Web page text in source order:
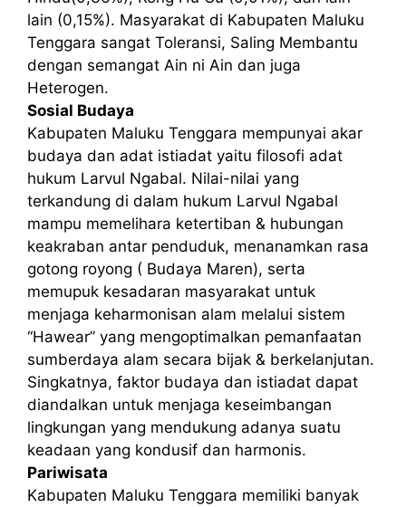
lain (0,15%). Masyarakat di Kabupaten Maluku
Tenggara sangat Toleransi, Saling Membantu
dengan semangat Ain ni Ain dan juga
Heterogen.
Sosial Budaya
Kabupaten Maluku Tenggara mempunyai akar
budaya dan adat istiadat yaitu filosofi adat
hukum Larvul Ngabal. Nilai-nilai yang
terkandung di dalam hukum Larvul Ngabal
mampu memelihara ketertiban & hubungan
keakraban antar penduduk, menanamkan rasa
gotong royong ( Budaya Maren), serta
memupuk kesadaran masyarakat untuk
menjaga keharmonisan alam melalui sistem
“Hawear” yang mengoptimalkan pemanfaatan
sumberdaya alam secara bijak & berkelanjutan.
Singkatnya, faktor budaya dan istiadat dapat
diandalkan untuk menjaga keseimbangan
lingkungan yang mendukung adanya suatu
keadaan yang kondusif dan harmonis.
Pariwisata
Kabupaten Maluku Tenggara memiliki banyak